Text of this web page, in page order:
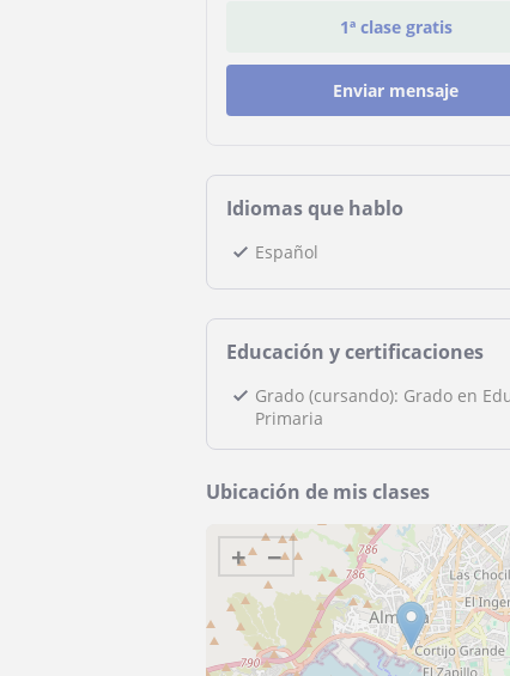
1ª clase gratis
Enviar mensaje
Idiomas que hablo
Español
Educación y certificaciones
Grado (cursando): Grado en
Primaria
Ubicación de mis clases
+ −